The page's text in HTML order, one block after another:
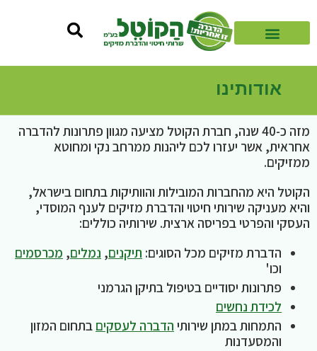
אודותינו
מזה כ-40 שנה, חברת הקוטל מציעה מגוון פתרונות להדברה
אחראית, אשר יעזרו לכם ליהנות ממרחב נקי ומחוטא
ממזיקים.
הקוטל היא מהחברות המובילות והוותיקות בתחום בישראל,
והיא מעניקה שירותי חיטוי והדברת מזיקים לענף המוסדי,
העסקי והפרטי בפריסה ארצית. שירותיה כוללים:
הדברת מזיקים מכל הסוגים: תיקנים, נמלים, מכרסמים
וכו'
פתרונות יסודיים בטיפול בתיקן הגרמני
לכידת נחשים
התמחות במתן שירותי הדברה לעסקים בתחום המזון
והמסעדנות